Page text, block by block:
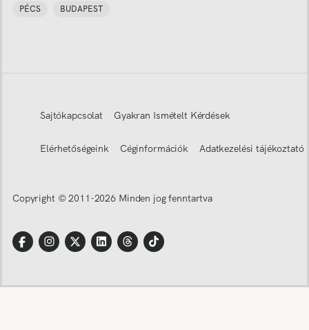
PÉCS BUDAPEST
Sajtókapcsolat Gyakran Ismételt Kérdések
Elérhetőségeink Céginformációk Adatkezelési tájékoztató
Copyright © 2011-2026 Minden jog fenntartva